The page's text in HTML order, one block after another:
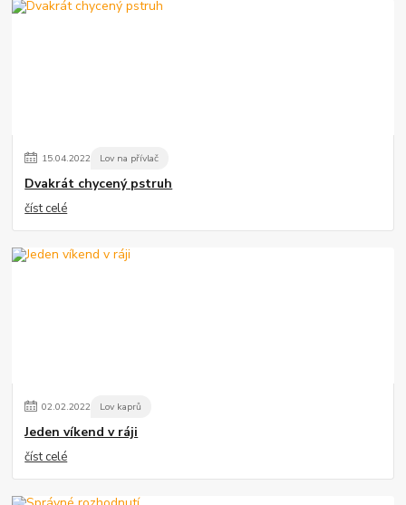
15.04.2022 Lov na přívlač
Dvakrát chycený pstruh
číst celé
02.02.2022 Lov kaprů
Jeden víkend v ráji
číst celé